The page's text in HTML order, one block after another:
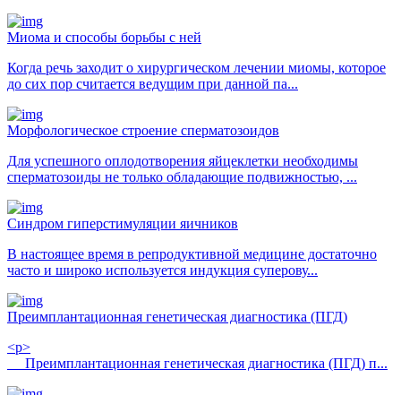
Миома и способы борьбы с ней
Когда речь заходит о хирургическом лечении миомы, которое
до сих пор считается ведущим при данной па...
Морфологическое строение сперматозоидов
Для успешного оплодотворения яйцеклетки необходимы
сперматозоиды не только обладающие подвижностью, ...
Синдром гиперстимуляции яичников
В настоящее время в репродуктивной медицине достаточно
часто и широко используется индукция суперову...
Преимплантационная генетическая диагностика (ПГД)
<p>
Преимплантационная генетическая диагностика (ПГД) п...